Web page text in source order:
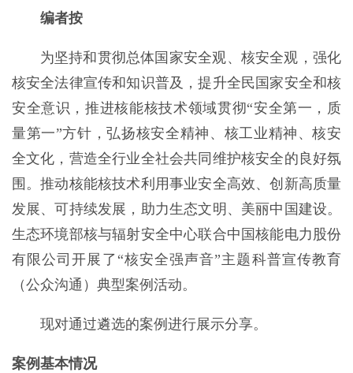
编者按
为坚持和贯彻总体国家安全观、核安全观，强化
核安全法律宣传和知识普及，提升全民国家安全和核
安全意识，推进核能核技术领域贯彻“安全第一，质
量第一”方针，弘扬核安全精神、核工业精神、核安
全文化，营造全行业全社会共同维护核安全的良好氛
围。推动核能核技术利用事业安全高效、创新高质量
发展、可持续发展，助力生态文明、美丽中国建设。
生态环境部核与辐射安全中心联合中国核能电力股份
有限公司开展了“核安全强声音”主题科普宣传教育
（公众沟通）典型案例活动。
现对通过遴选的案例进行展示分享。
案例基本情况